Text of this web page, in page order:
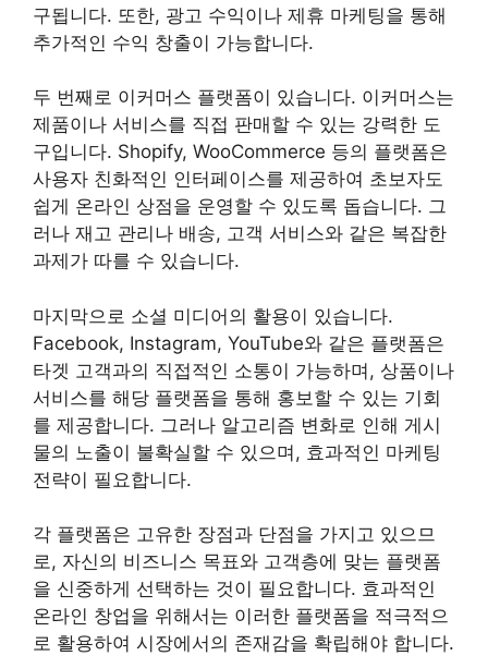
구됩니다. 또한, 광고 수익이나 제휴 마케팅을 통해
추가적인 수익 창출이 가능합니다.
두 번째로 이커머스 플랫폼이 있습니다. 이커머스는
제품이나 서비스를 직접 판매할 수 있는 강력한 도
구입니다. Shopify, WooCommerce 등의 플랫폼은
사용자 친화적인 인터페이스를 제공하여 초보자도
쉽게 온라인 상점을 운영할 수 있도록 돕습니다. 그
러나 재고 관리나 배송, 고객 서비스와 같은 복잡한
과제가 따를 수 있습니다.
마지막으로 소셜 미디어의 활용이 있습니다.
Facebook, Instagram, YouTube와 같은 플랫폼은
타겟 고객과의 직접적인 소통이 가능하며, 상품이나
서비스를 해당 플랫폼을 통해 홍보할 수 있는 기회
를 제공합니다. 그러나 알고리즘 변화로 인해 게시
물의 노출이 불확실할 수 있으며, 효과적인 마케팅
전략이 필요합니다.
각 플랫폼은 고유한 장점과 단점을 가지고 있으므
로, 자신의 비즈니스 목표와 고객층에 맞는 플랫폼
을 신중하게 선택하는 것이 필요합니다. 효과적인
온라인 창업을 위해서는 이러한 플랫폼을 적극적으
로 활용하여 시장에서의 존재감을 확립해야 합니다.